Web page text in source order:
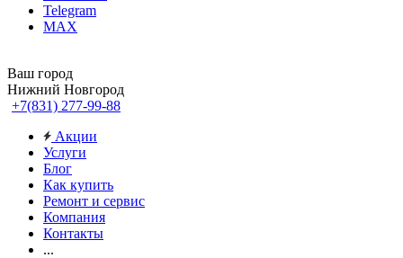
Telegram
MAX
Ваш город
Нижний Новгород
+7(831) 277-99-88
Акции
Услуги
Блог
Как купить
Ремонт и сервис
Компания
Контакты
...